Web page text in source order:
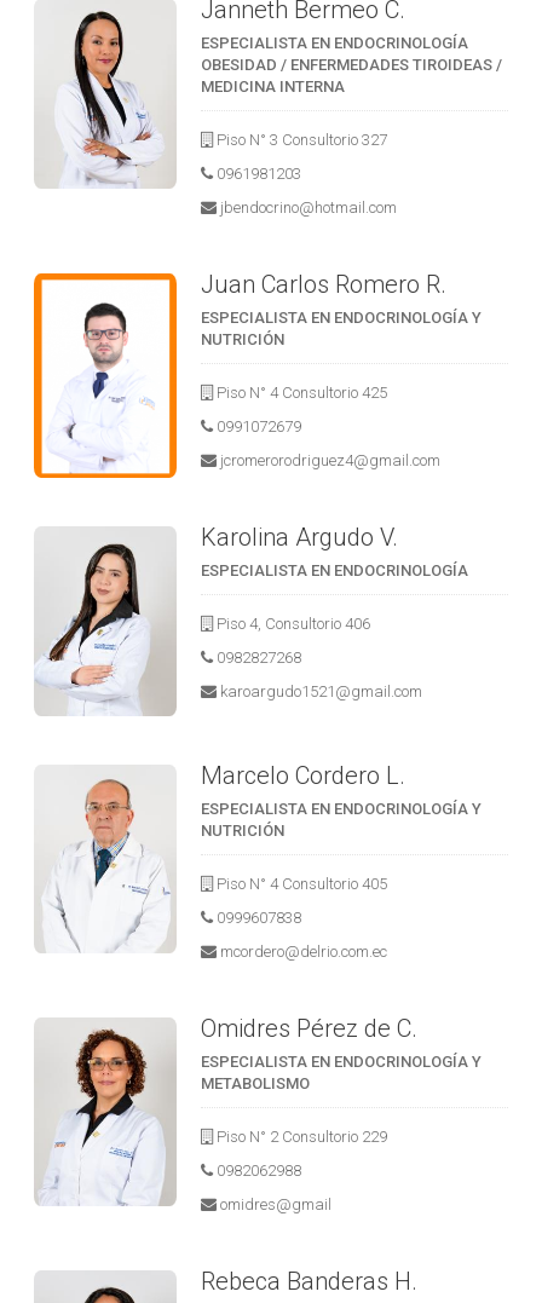
Janneth Bermeo C.
ESPECIALISTA EN ENDOCRINOLOGÍA
OBESIDAD / ENFERMEDADES TIROIDEAS /
MEDICINA INTERNA
Piso N° 3 Consultorio 327
0961981203
jbendocrino@hotmail.com
Juan Carlos Romero R.
ESPECIALISTA EN ENDOCRINOLOGÍA Y
NUTRICIÓN
Piso N° 4 Consultorio 425
0991072679
jcromerorodriguez4@gmail.com
Karolina Argudo V.
ESPECIALISTA EN ENDOCRINOLOGÍA
Piso 4, Consultorio 406
0982827268
karoargudo1521@gmail.com
Marcelo Cordero L.
ESPECIALISTA EN ENDOCRINOLOGÍA Y
NUTRICIÓN
Piso N° 4 Consultorio 405
0999607838
mcordero@delrio.com.ec
Omidres Pérez de C.
ESPECIALISTA EN ENDOCRINOLOGÍA Y
METABOLISMO
Piso N° 2 Consultorio 229
0982062988
omidres@gmail
Rebeca Banderas H.